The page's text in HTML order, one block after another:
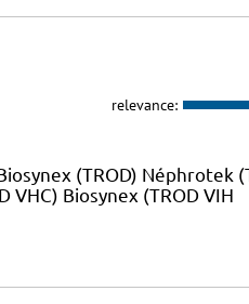
relevance:
(TROD) Néphrotek
VHC) Biosynex (TROD VIH